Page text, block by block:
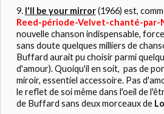
I'll be your mirror(1966) est,
Reed-période-Velvet-chanté-par-
nouvelle chanson indispensable,
sans doute quelques milliers de
Buffard aurait pu choisir parmi
d'amour). Quoiqu'il en soit, pas de
miroir, essentiel accessoire. Pas
le reflet de soi même dans l'oeil de
de Buffard sans deux morceaux de